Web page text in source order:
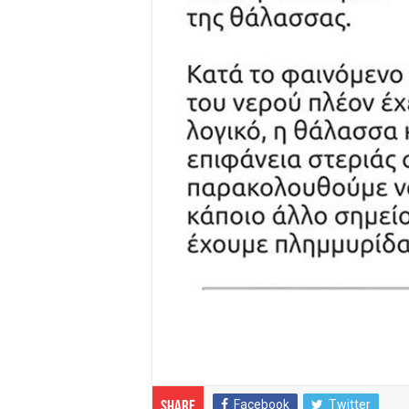
Facebook Twitter